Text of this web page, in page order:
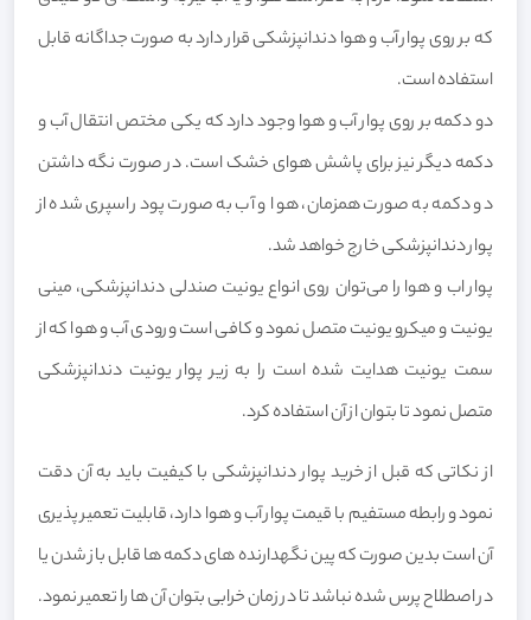
که بر روی پوار آب و هوا دندانپزشکی قرار دارد به صورت جداگانه قابل
استفاده است.
دو دکمه بر روی پوار آب و هوا وجود دارد که یکی مختص انتقال آب و
دکمه دیگر نیز برای پاشش هوای خشک است. در صورت نگه داشتن
دو دکمه به صورت همزمان، هوا و آب به صورت پودر اسپری شده از
پوار دندانپزشکی خارج خواهد شد.
پوار اب و هوا را می‌توان روی انواع یونیت صندلی دندانپزشکی، مینی
یونیت و میکرو یونیت متصل نمود و کافی است ورودی آب و هوا که از
سمت یونیت هدایت شده است را به زیر پوار یونیت دندانپزشکی
متصل نمود تا بتوان از آن استفاده کرد.
از نکاتی که قبل از خرید پوار دندانپزشکی با کیفیت باید به آن دقت
نمود و رابطه مستفیم با قیمت پوار آب و هوا دارد، قابلیت تعمیر پذیری
آن است بدین صورت که پین نگهدارنده های دکمه ها قابل باز شدن یا
در اصطلاح پرس شده نباشد تا در زمان خرابی بتوان آن ها را تعمیر نمود.